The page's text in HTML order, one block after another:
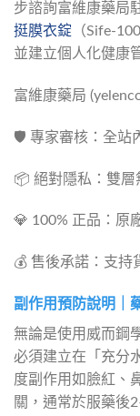
步諮詢富維康藥局
挺膜衣錠 （Sife-
並建立個人化健康
富維康藥局
🛡️ 專家審核：全站
📦 絕對隱私：雙層
💎 100% 正品：原
💰 售後承諾：支持
副作用預防說明｜
無論是使用威而鋼
必須建立在「充分
度副作用如臉紅、
關，通常於服藥後